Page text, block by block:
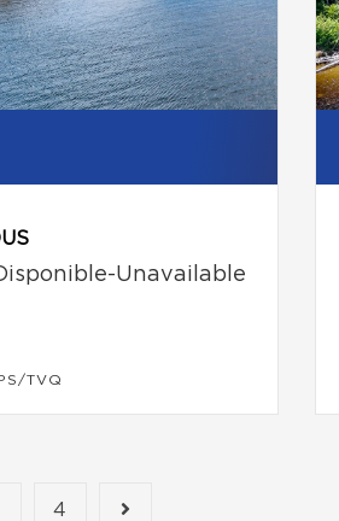
Unavailable
TVQ
4